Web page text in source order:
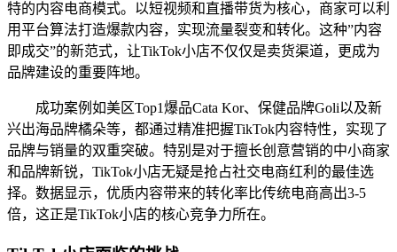
特的内容电商模式。以短视频和直播带货为核心，商家可以利
用平台算法打造爆款内容，实现流量裂变和转化。这种”内容
即成交”的新范式，让TikTok小店不仅仅是卖货渠道，更成为
品牌建设的重要阵地。
成功案例如美区Top1爆品Cata Kor、保健品牌Goli以及新
兴出海品牌橘朵等，都通过精准把握TikTok内容特性，实现了
品牌与销量的双重突破。特别是对于擅长创意营销的中小商家
和品牌新锐，TikTok小店无疑是抢占社交电商红利的最佳选
择。数据显示，优质内容带来的转化率比传统电商高出3-5
倍，这正是TikTok小店的核心竞争力所在。